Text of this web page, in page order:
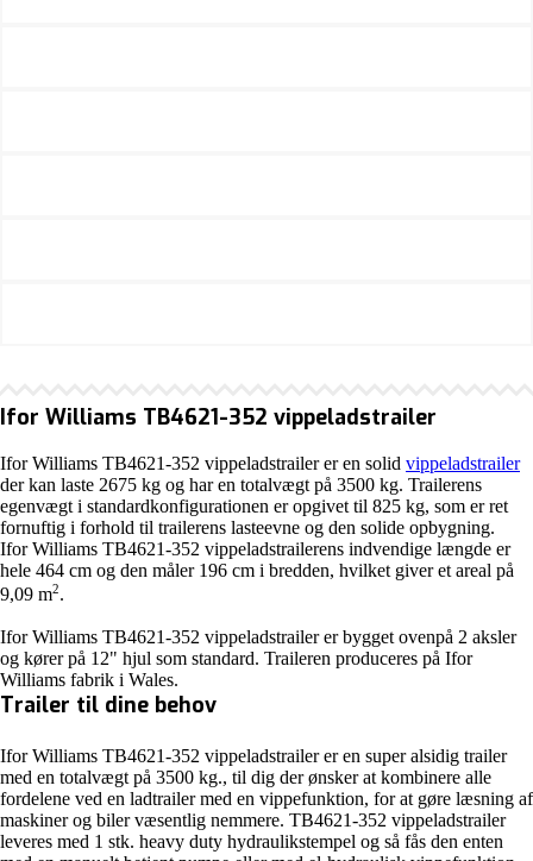
Ifor Williams TB4621-352 vippeladstrailer
Ifor Williams TB4621-352 vippeladstrailer er en solid vippeladstrailer
der kan laste 2675 kg og har en totalvægt på 3500 kg. Trailerens
egenvægt i standardkonfigurationen er opgivet til 825 kg, som er ret
fornuftig i forhold til trailerens lasteevne og den solide opbygning.
Ifor Williams TB4621-352 vippeladstrailerens indvendige længde er
hele 464 cm og den måler 196 cm i bredden, hvilket giver et areal på
9,09 m2.
Ifor Williams TB4621-352 vippeladstrailer er bygget ovenpå 2 aksler
og kører på 12" hjul som standard. Traileren produceres på Ifor
Williams fabrik i Wales.
Trailer til dine behov
Ifor Williams TB4621-352 vippeladstrailer er en super alsidig trailer
med en totalvægt på 3500 kg., til dig der ønsker at kombinere alle
fordelene ved en ladtrailer med en vippefunktion, for at gøre læsning af
maskiner og biler væsentlig nemmere. TB4621-352 vippeladstrailer
leveres med 1 stk. heavy duty hydraulikstempel og så fås den enten